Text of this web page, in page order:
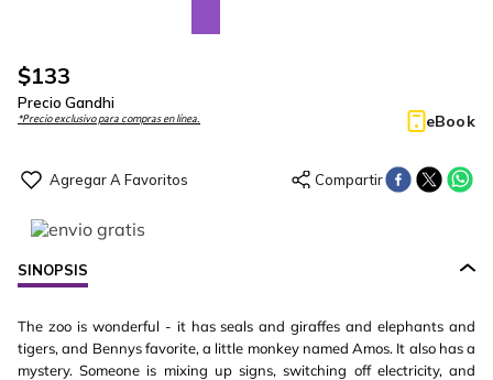
$133
Precio Gandhi
*Precio exclusivo para compras en línea. eBook
SINOPSIS
The zoo is wonderful - it has seals and giraffes and elephants and
tigers, and Bennys favorite, a little monkey named Amos. It also has a
mystery. Someone is mixing up signs, switching off electricity, and